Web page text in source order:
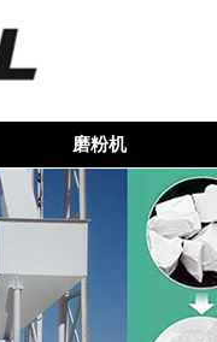
磨粉机